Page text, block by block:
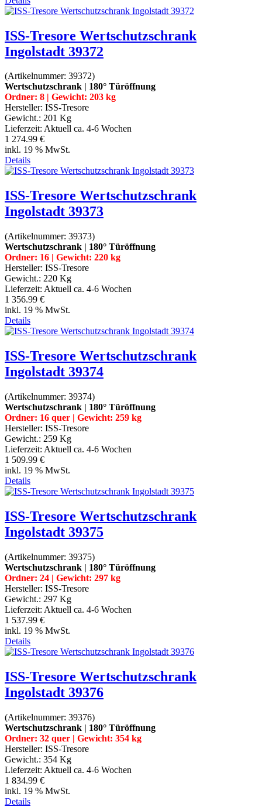
ISS-Tresore Wertschutzschrank
Ingolstadt 39372
(Artikelnummer: 39372)
Wertschutzschrank | 180° Türöffnung
Ordner: 8 | Gewicht: 203 kg
Hersteller: ISS-Tresore
Gewicht.: 201 Kg
Lieferzeit: Aktuell ca. 4-6 Wochen
1 274.99 €
inkl. 19 % MwSt.
Details
ISS-Tresore Wertschutzschrank
Ingolstadt 39373
(Artikelnummer: 39373)
Wertschutzschrank | 180° Türöffnung
Ordner: 16 | Gewicht: 220 kg
Hersteller: ISS-Tresore
Gewicht.: 220 Kg
Lieferzeit: Aktuell ca. 4-6 Wochen
1 356.99 €
inkl. 19 % MwSt.
Details
ISS-Tresore Wertschutzschrank
Ingolstadt 39374
(Artikelnummer: 39374)
Wertschutzschrank | 180° Türöffnung
Ordner: 16 quer | Gewicht: 259 kg
Hersteller: ISS-Tresore
Gewicht.: 259 Kg
Lieferzeit: Aktuell ca. 4-6 Wochen
1 509.99 €
inkl. 19 % MwSt.
Details
ISS-Tresore Wertschutzschrank
Ingolstadt 39375
(Artikelnummer: 39375)
Wertschutzschrank | 180° Türöffnung
Ordner: 24 | Gewicht: 297 kg
Hersteller: ISS-Tresore
Gewicht.: 297 Kg
Lieferzeit: Aktuell ca. 4-6 Wochen
1 537.99 €
inkl. 19 % MwSt.
Details
ISS-Tresore Wertschutzschrank
Ingolstadt 39376
(Artikelnummer: 39376)
Wertschutzschrank | 180° Türöffnung
Ordner: 32 quer | Gewicht: 354 kg
Hersteller: ISS-Tresore
Gewicht.: 354 Kg
Lieferzeit: Aktuell ca. 4-6 Wochen
1 834.99 €
inkl. 19 % MwSt.
Details